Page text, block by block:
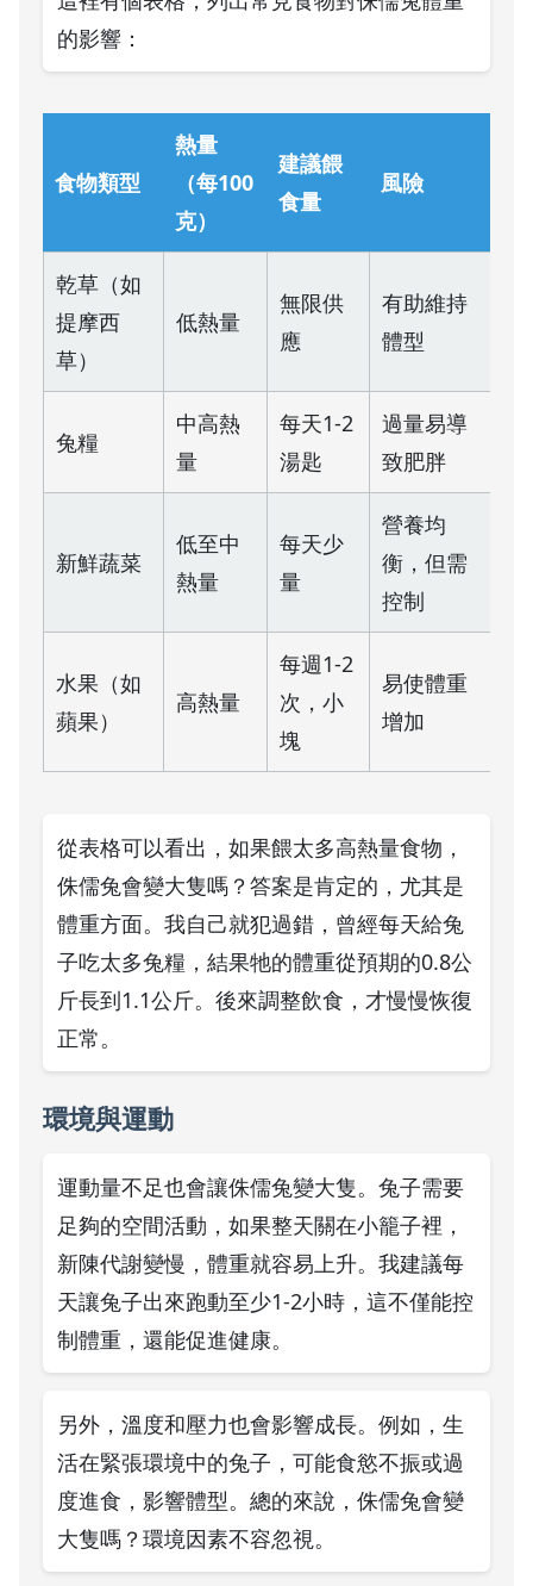
的影響：
食物類型
熱量
（每100
克）
建議餵
食量
風險
乾草（如
提摩西
草）
低熱量
無限供
應
有助維持
體型
兔糧
中高熱
量
每天1-2
湯匙
過量易導
致肥胖
新鮮蔬菜
低至中
熱量
每天少
量
營養均
衡，但需
控制
水果（如
蘋果）
高熱量
每週1-2
次，小
塊
易使體重
增加
從表格可以看出，如果餵太多高熱量食物，
侏儒兔會變大隻嗎？答案是肯定的，尤其是
體重方面。我自己就犯過錯，曾經每天給兔
子吃太多兔糧，結果牠的體重從預期的0.8公
斤長到1.1公斤。後來調整飲食，才慢慢恢復
正常。
環境與運動
運動量不足也會讓侏儒兔變大隻。兔子需要
足夠的空間活動，如果整天關在小籠子裡，
新陳代謝變慢，體重就容易上升。我建議每
天讓兔子出來跑動至少1-2小時，這不僅能控
制體重，還能促進健康。
另外，溫度和壓力也會影響成長。例如，生
活在緊張環境中的兔子，可能食慾不振或過
度進食，影響體型。總的來說，侏儒兔會變
大隻嗎？環境因素不容忽視。